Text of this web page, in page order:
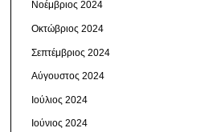
Νοέμβριος 2024
Οκτώβριος 2024
Σεπτέμβριος 2024
Αύγουστος 2024
Ιούλιος 2024
Ιούνιος 2024